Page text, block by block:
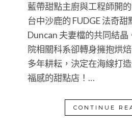
藍帶甜點主廚與工程師開
台中沙鹿的 FUDGE 法奇甜
Duncan 夫妻檔的共同結
院相關科系卻轉身擁抱烘
多年耕耘，決定在海線打
福感的甜點店！…
CONTINUE